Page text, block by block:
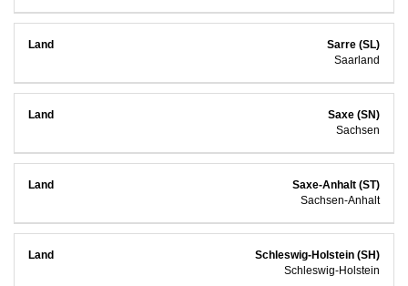
Sarre (SL)
Saarland
Saxe (SN)
Sachsen
Saxe-Anhalt (ST)
Sachsen-Anhalt
Schleswig-Holstein (SH)
Schleswig-Holstein